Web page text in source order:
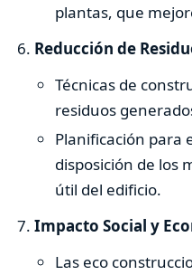
plantas, que
Reducción de
Técnicas de
residuos
Planificación para
disposición de los
útil del edificio.
Impacto Social y
Las eco